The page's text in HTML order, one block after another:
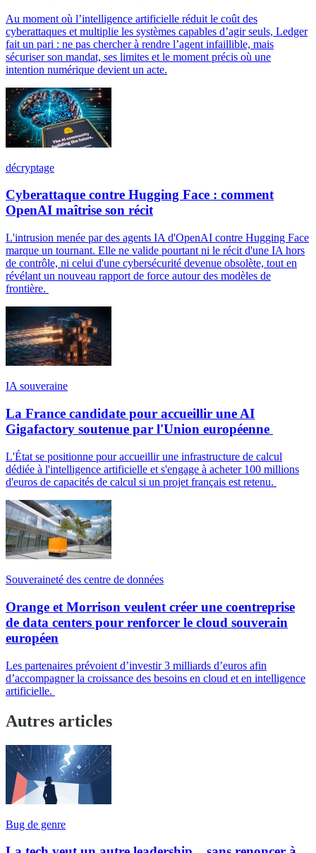
Au moment où l’intelligence artificielle réduit le coût des
cyberattaques et multiplie les systèmes capables d’agir seuls, Ledger
fait un pari : ne pas chercher à rendre l’agent infaillible, mais
sécuriser son mandat, ses limites et le moment précis où une
intention numérique devient un acte.
décryptage
Cyberattaque contre Hugging Face : comment
OpenAI maîtrise son récit
L'intrusion menée par des agents IA d'OpenAI contre Hugging Face
marque un tournant. Elle ne valide pourtant ni le récit d'une IA hors
de contrôle, ni celui d'une cybersécurité devenue obsolète, tout en
révélant un nouveau rapport de force autour des modèles de
frontière.
IA souveraine
La France candidate pour accueillir une AI
Gigafactory soutenue par l'Union européenne
L'État se positionne pour accueillir une infrastructure de calcul
dédiée à l'intelligence artificielle et s'engage à acheter 100 millions
d'euros de capacités de calcul si un projet français est retenu.
Souveraineté des centre de données
Orange et Morrison veulent créer une coentreprise
de data centers pour renforcer le cloud souverain
européen
Les partenaires prévoient d’investir 3 milliards d’euros afin
d’accompagner la croissance des besoins en cloud et en intelligence
artificielle.
Autres articles
Bug de genre